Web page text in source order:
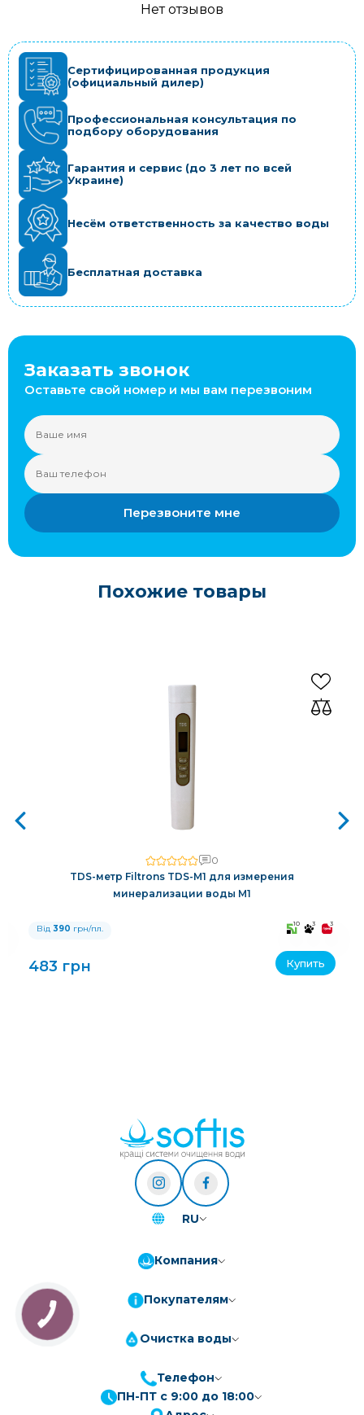
ПриватБанк
3-10 платежів, кредит 0.01%
Нет отзывов
Сертифицированная продукция
(официальный дилер)
Профессиональная консультация по
подбору оборудования
Гарантия и сервис (до 3 лет по всей
Украине)
Несём ответственность за качество воды
Бесплатная доставка
Заказать звонок
Оставьте свой номер и мы вам перезвоним
Перезвоните мне
Похожие товары
0
TDS-метр Filtrons TDS-M1 для измерения
минерализации воды M1
Від 390 грн/пл. 10 3 3
483 грн Купить
RU
Компания
Покупателям
Очистка воды
Телефон
ПН-ПТ с 9:00 до 18:00